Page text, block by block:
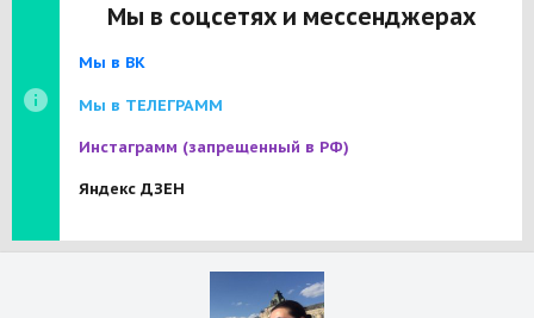
Мы в соцсетях и мессенджерах
Мы в ВК
Мы в ТЕЛЕГРАММ
Инстаграмм (запрещенный в РФ)
Яндекс ДЗЕН